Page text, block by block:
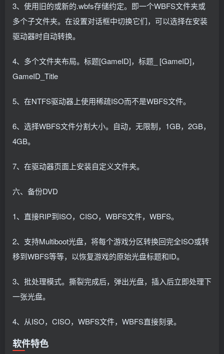
3、使用旧的或新的.wbfs存储约定。即一个WBFS文件夹或
多个子文件夹。在设置对话框中切换它们，可以选择在安装
驱动器时自动转换。
4、多个文件夹布局。标题[GameID]，标题_ [GameID]，
GameID_Title
5、在NTFS驱动器上使用稀疏ISO而不是WBFS文件。
6、选择WBFS文件分割大小。自动，无限制，1GB，2GB，
4GB。
7、在驱动器页面上安装自定义文件夹。
六、备份DVD
1、直接RIP到ISO，CISO，WBFS文件，WBFS。
2、支持Multiboot光盘，将每个游戏分区转换回完全ISO或转
移到WBFS等等，以恢复游戏的原始光盘标题和ID。
3、批处理模式。撕裂完成后，弹出光盘，插入后立即处理下
一张光盘。
4、从ISO，CISO，WBFS文件，WBFS直接刻录。
软件特色